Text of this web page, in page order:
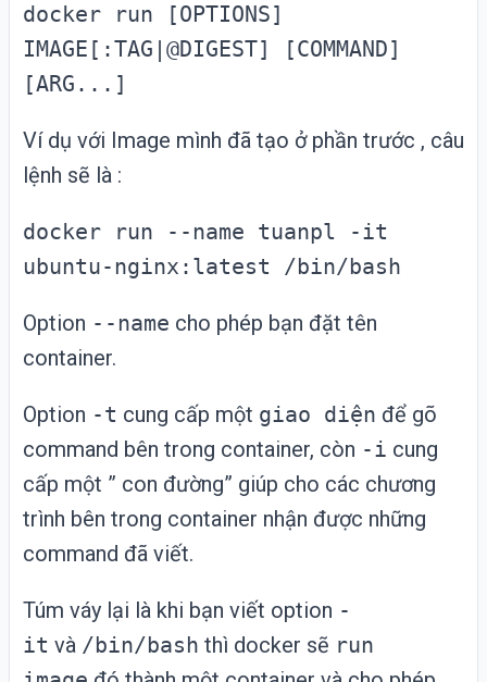
docker run [OPTIONS]
IMAGE[:TAG|@DIGEST] [COMMAND]
[ARG...]
Ví dụ với Image mình đã tạo ở phần trước , câu
lệnh sẽ là :
docker run --name tuanpl -it
ubuntu-nginx:latest /bin/bash
Option --name cho phép bạn đặt tên
container.
Option -t cung cấp một giao diện để gõ
command bên trong container, còn -i cung
cấp một ” con đường” giúp cho các chương
trình bên trong container nhận được những
command đã viết.
Túm váy lại là khi bạn viết option -
it và /bin/bash thì docker sẽ run